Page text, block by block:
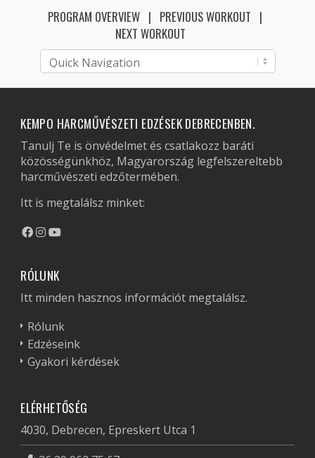
PROGRAM OVERVIEW
PREVIOUS WORKOUT
NEXT WORKOUT
KEMPO HARCMŰVÉSZETI EDZÉSEK DEBRECENBEN.
Tanulj Te is önvédelmet és csatlakozz baráti
közösségünkhöz, Magyarország legfelszereltebb
harcművészeti edzőtermében.
Itt is megtalálsz minket:
RÓLUNK
Itt minden hasznos információt megtalálsz.
Rólunk
Edzéseink
Gyakori kérdések
ELÉRHETŐSÉG
4030, Debrecen, Epreskert Utca 1